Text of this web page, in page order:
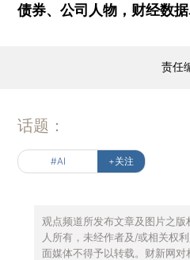
债券、公司人物，财经数据
责任
话题：
#AI +关注
观点频道所发布文章及图片之
人所有，未经作者及/或相关权
面媒体不得予以转载。财新网